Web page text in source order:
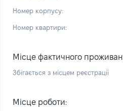
Номер корпусу:
Номер квартири:
Місце фактичного
Збігається з місцем реєстрації
Місце роботи: